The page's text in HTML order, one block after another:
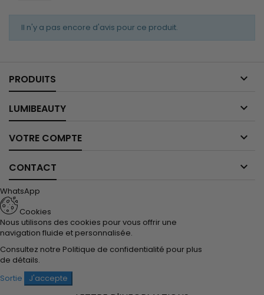
Il n'y a pas encore d'avis pour ce produit.
PRODUITS 
LUMIBEAUTY 
VOTRE COMPTE 
CONTACT 
WhatsApp
Cookies
Nous utilisons des cookies pour vous offrir une
navigation fluide et personnalisée.
Consultez notre Politique de confidentialité pour plus
de détails.
Sortie
J'accepte